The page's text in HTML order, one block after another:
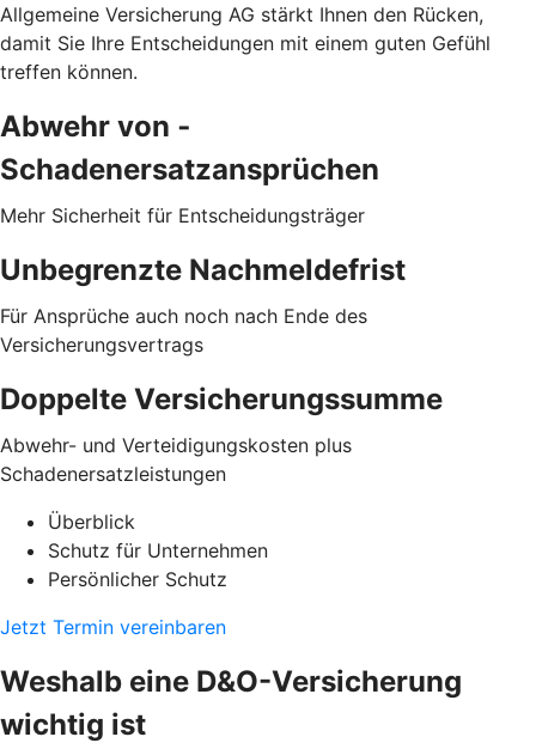
Allgemeine Versicherung AG stärkt Ihnen den Rücken,
damit Sie Ihre Entscheidungen mit einem guten Gefühl
treffen können.
Abwehr von ­
Schadenersatzansprüchen
Mehr Sicherheit für Entscheidungsträger
Unbegrenzte Nachmeldefrist
Für Ansprüche auch noch nach Ende des
Versicherungsvertrags
Doppelte Versicherungssumme
Abwehr- und Verteidigungskosten plus
Schadenersatzleistungen
Überblick
Schutz für Unternehmen
Persönlicher Schutz
Jetzt Termin vereinbaren
Weshalb eine D&O-Versicherung
wichtig ist